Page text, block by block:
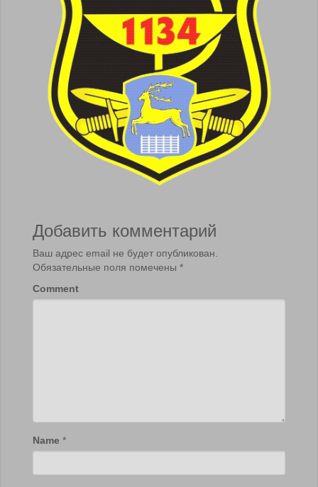
Добавить комментарий
Ваш адрес email не будет опубликован.
Обязательные поля помечены *
Comment
Name *